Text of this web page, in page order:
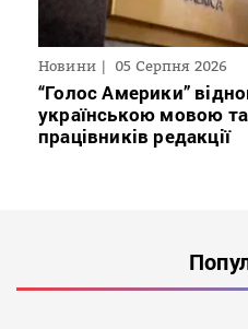
Новини 05 Серпня 2026
“Голос Америки”
українською мовою
працівників редакції